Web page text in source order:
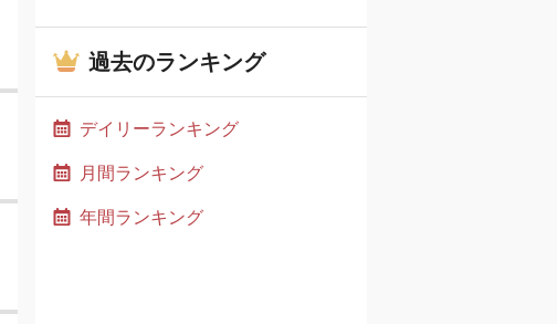
過去のランキング
デイリーランキング
月間ランキング
年間ランキング